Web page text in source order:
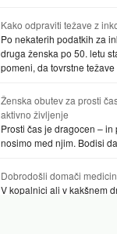
Kako odpraviti težave z
Po nekaterih podatkih za
druga ženska po 50. letu
pomeni, da tovrstne
Ženska obutev za prosti
aktivno življenje
Prosti čas je dragocen –
nosimo med njim. Bodisi
Dobrodošli domači
V kopalnici ali v kakšnem